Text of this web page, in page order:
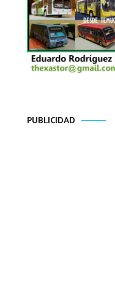
PUBLICIDAD